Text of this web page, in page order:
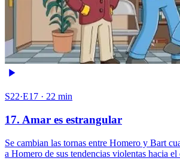
S22·E17 · 22 min
17. Amar es estrangular
Se cambian las tornas entre Homero y Bart
a Homero de sus tendencias violentas hacia el